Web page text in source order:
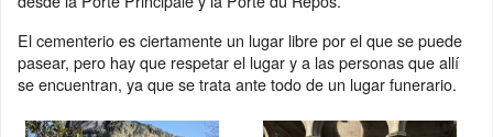
El cementerio es ciertamente un lugar libre por el que se puede
pasear, pero hay que respetar el lugar y a las personas que allí
se encuentran, ya que se trata ante todo de un lugar funerario.